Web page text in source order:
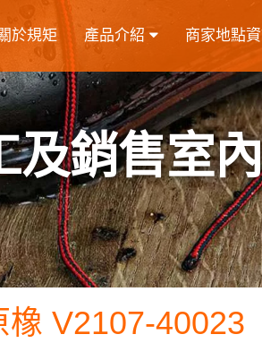
於規矩 產品介紹 商家地點
及銷售室
橡 V2107-40023